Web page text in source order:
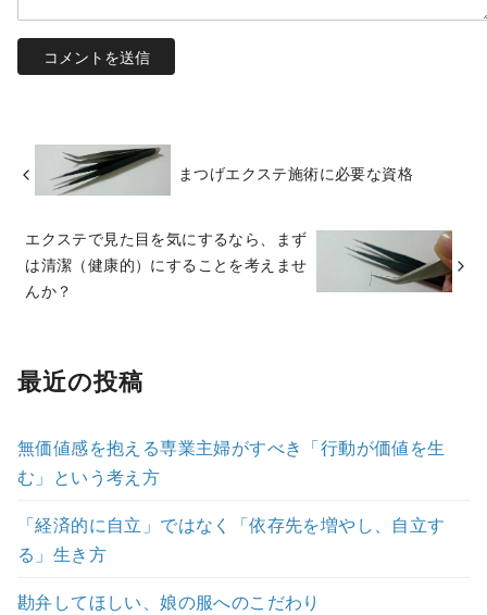
まつげエクステ施術に必要な資格
エクステで見た目を気にするなら、まず
は清潔（健康的）にすることを考えませ
んか？
最近の投稿
無価値感を抱える専業主婦がすべき「行動が価値を生
む」という考え方
「経済的に自立」ではなく「依存先を増やし、自立す
る」生き方
勘弁してほしい、娘の服へのこだわり